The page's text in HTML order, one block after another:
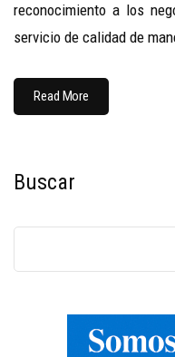
reconocimiento a los
servicio de calidad de
Read More
Buscar